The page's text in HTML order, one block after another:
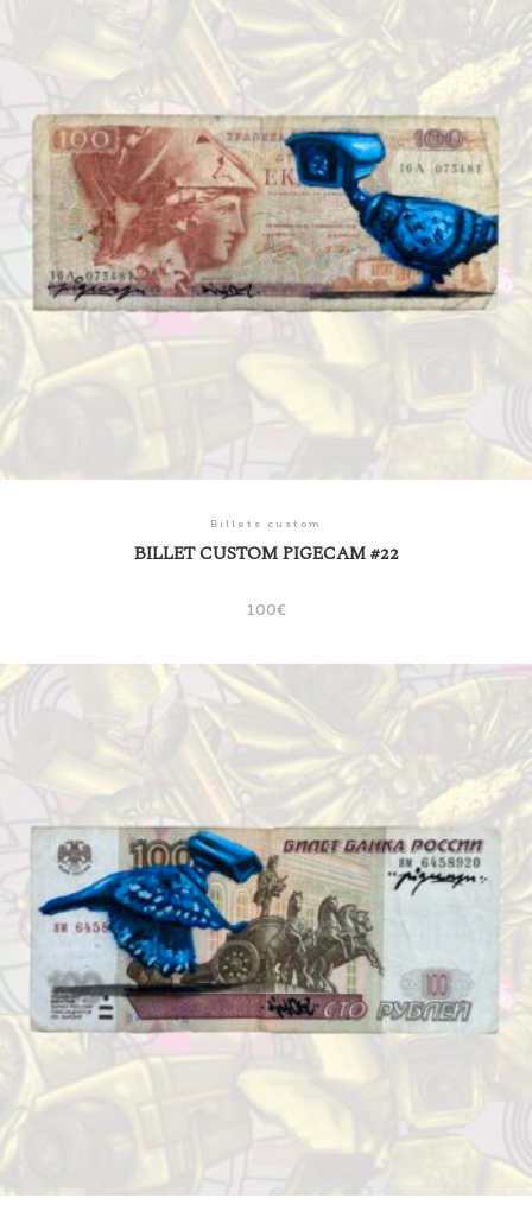
Billets custom
BILLET CUSTOM PIGECAM #22
100€